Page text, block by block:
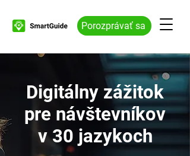
Porozprávať sa
Digitálny zážitok
pre návštevníkov
v 30 jazykoch